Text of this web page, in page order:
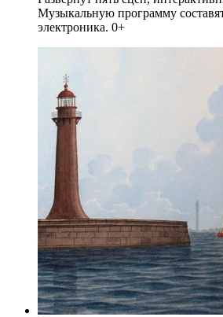
Музыкальную программу
электроника. 0+